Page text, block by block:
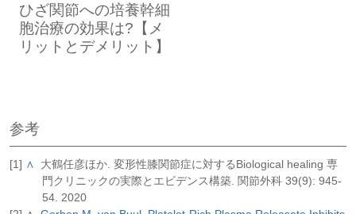
血液を材料にする再生医療
を促進させるタンパク質）や抗炎症サイト
カイン（炎症抑制に働く伝達物質）を利用
して治療に役立てます。
ひざ関節への培養幹細
胞治療の効果は?【メ
リットとデメリット】
参考
[1] ∧
大鶴任彦ほか. 変形性膝関節症に対するBiological healing 専
門クリニックの実際とエビデンス構築. 関節外科 39(9): 945-
54. 2020